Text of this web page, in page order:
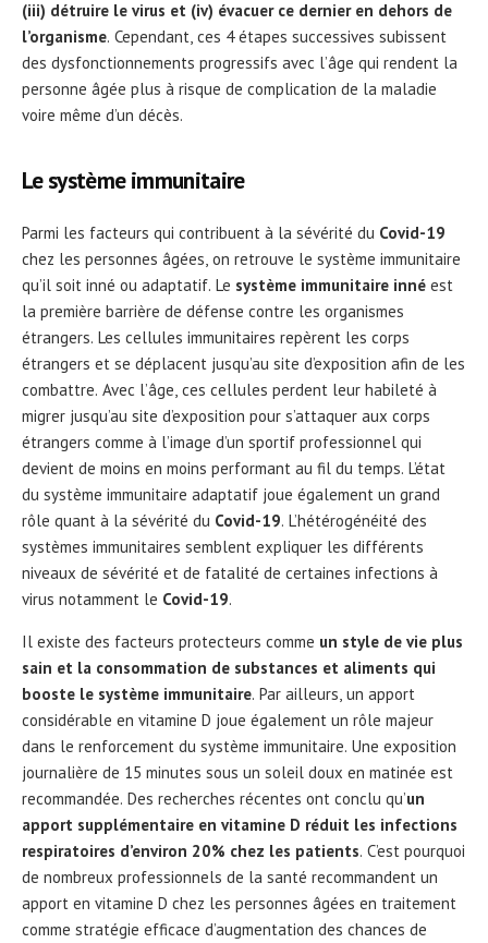
(iii) détruire le virus et (iv) évacuer ce dernier en dehors de
l’organisme. Cependant, ces 4 étapes successives subissent
des dysfonctionnements progressifs avec l’âge qui rendent la
personne âgée plus à risque de complication de la maladie
voire même d’un décès.
Le système immunitaire
Parmi les facteurs qui contribuent à la sévérité du Covid-19
chez les personnes âgées, on retrouve le système immunitaire
qu’il soit inné ou adaptatif. Le système immunitaire inné est
la première barrière de défense contre les organismes
étrangers. Les cellules immunitaires repèrent les corps
étrangers et se déplacent jusqu’au site d’exposition afin de les
combattre. Avec l’âge, ces cellules perdent leur habileté à
migrer jusqu’au site d’exposition pour s’attaquer aux corps
étrangers comme à l’image d’un sportif professionnel qui
devient de moins en moins performant au fil du temps. L’état
du système immunitaire adaptatif joue également un grand
rôle quant à la sévérité du Covid-19. L’hétérogénéité des
systèmes immunitaires semblent expliquer les différents
niveaux de sévérité et de fatalité de certaines infections à
virus notamment le Covid-19.
Il existe des facteurs protecteurs comme un style de vie plus
sain et la consommation de substances et aliments qui
booste le système immunitaire. Par ailleurs, un apport
considérable en vitamine D joue également un rôle majeur
dans le renforcement du système immunitaire. Une exposition
journalière de 15 minutes sous un soleil doux en matinée est
recommandée. Des recherches récentes ont conclu qu’un
apport supplémentaire en vitamine D réduit les infections
respiratoires d’environ 20% chez les patients. C’est pourquoi
de nombreux professionnels de la santé recommandent un
apport en vitamine D chez les personnes âgées en traitement
comme stratégie efficace d’augmentation des chances de